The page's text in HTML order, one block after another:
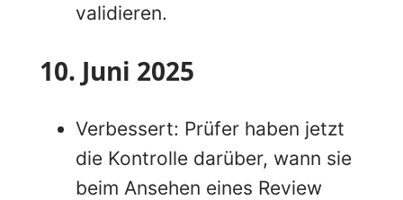
validieren.
10. Juni 2025
Verbessert: Prüfer haben jetzt
die Kontrolle darüber, wann sie
beim Ansehen eines Review